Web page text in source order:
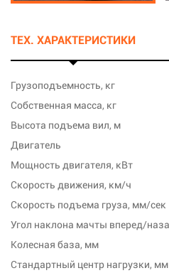
ТЕХ. ХАРАКТЕРИСТИКИ
Грузоподъемность, кг
Собственная масса, кг
Высота подъема вил, м
Двигатель
Мощность двигателя, кВт
Скорость движения, км/ч
Скорость подъема груза, мм/сек
Колесная база, мм
Стандартный центр нагрузки, мм